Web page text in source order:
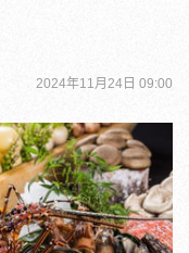
2024年11月24日 09:00